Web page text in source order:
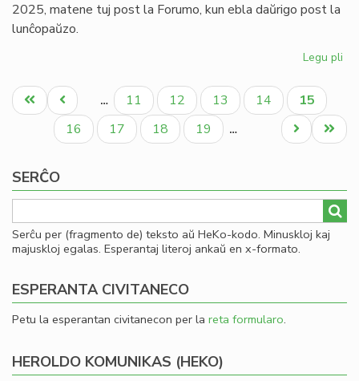
2025, matene tuj post la Forumo, kun ebla daŭrigo post la
lunĉopaŭzo.
Legu pli
Pagination
Unua
paĝo
Antaŭa
paĝo
… Paĝo
11 Paĝo
12 Paĝo
13 Paĝo
14
Aktuala
paĝo
15
Paĝo
16 Paĝo
17 Paĝo
18 Paĝo
19 …
Last
page
Next
page
SERĈO
Serĉu per (fragmento de) teksto aŭ HeKo-kodo. Minuskloj kaj
majuskloj egalas. Esperantaj literoj ankaŭ en x-formato.
ESPERANTA CIVITANECO
Petu la esperantan civitanecon per la reta formularo.
HEROLDO KOMUNIKAS (HEKO)